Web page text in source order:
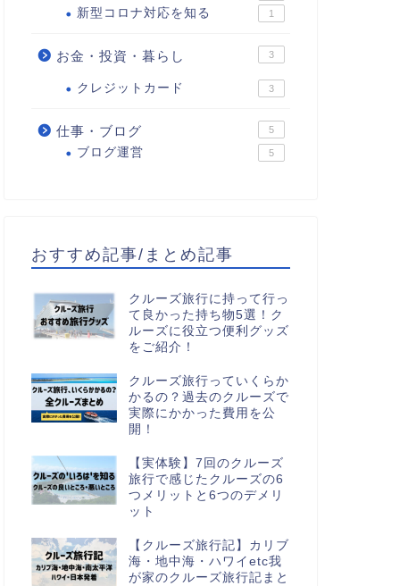
新型コロナ対応を知る 1
お金・投資・暮らし 3
クレジットカード 3
仕事・ブログ 5
ブログ運営 5
おすすめ記事/まとめ記事
クルーズ旅行に持って行っ
て良かった持ち物5選！ク
ルーズに役立つ便利グッズ
をご紹介！
クルーズ旅行っていくらか
かるの？過去のクルーズで
実際にかかった費用を公
開！
【実体験】7回のクルーズ
旅行で感じたクルーズの6
つメリットと6つのデメリ
ット
【クルーズ旅行記】カリブ
海・地中海・ハワイetc我
が家のクルーズ旅行記まと